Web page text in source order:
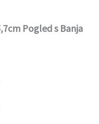
Pogled s Banja